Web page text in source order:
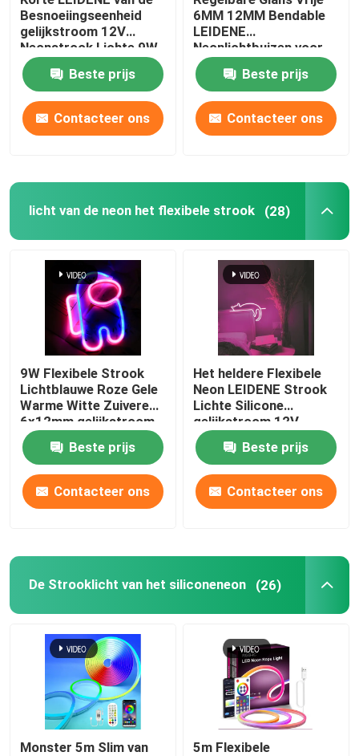
Thuis
Producten
Over ons
Fabrieksreis
Besnoeiingseenheid
gelijkstroom 12V
Neonstrook Lichte 9W
6X12MM Zuivere
Silicone Flexibele
LEIDENE Neonlichten
Beste prijs
Contacteer ons
6MM 12MM Bendable
LEIDENE
Neonlichtbuizen voor
Binnenhuisarchitectuur
Beste prijs
Contacteer ons
licht van de neon het flexibele strook (28)
9W Flexibele Strook
Lichtblauwe Roze Gele
Warme Witte Zuivere
6x12mm gelijkstroom
12V van het
siliconeneonBeste prijs
Contacteer ons
Het heldere Flexibele
Neon LEIDENE Strook
Lichte Silicone
gelijkstroom 12V
maakt Decoratief
waterdichtBeste prijs
Contacteer ons
De Strooklicht van het siliconeneon (26)
Monster 5m Slim van
5m Flexibele